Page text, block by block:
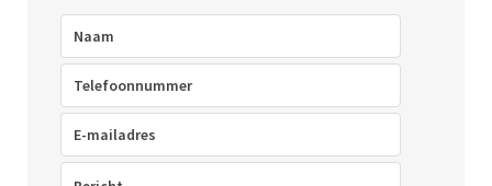
Telefoon
mailadres(Vereist)